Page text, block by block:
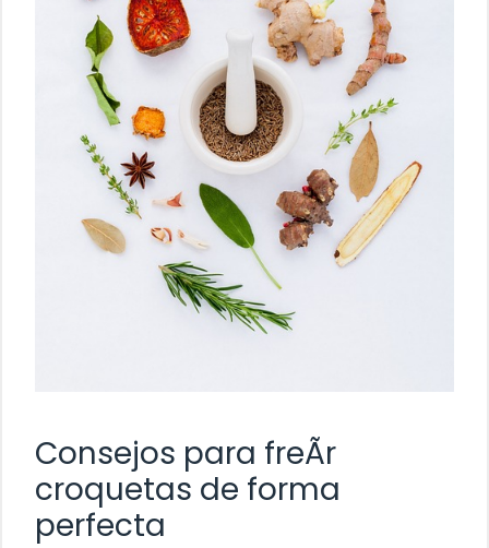
Consejos para freÃ­r
croquetas de forma
perfecta